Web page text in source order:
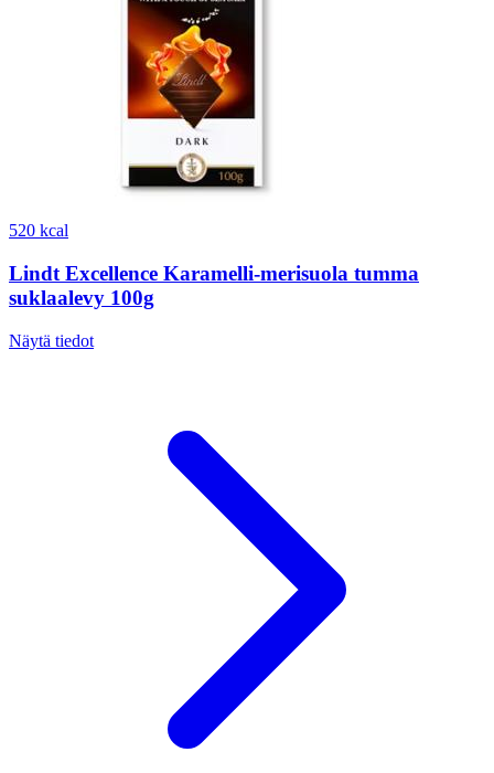
520 kcal
Lindt Excellence Karamelli-merisuola tumma
suklaalevy 100g
Näytä tiedot